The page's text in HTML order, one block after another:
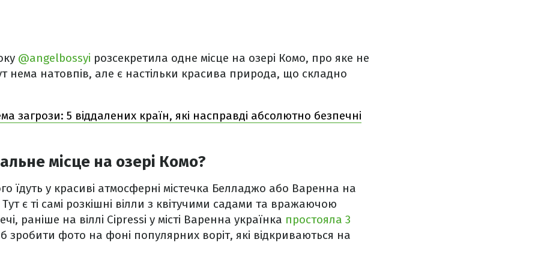
@angelbossyi розсекретила одне місце на озері Комо, про яке не
нема натовпів, але є настільки красива природа, що складно
загрози: 5 віддалених країн, які насправді абсолютно безпечні
місце на озері Комо?
їдуть у красиві атмосферні містечка Белладжо або Варенна на
є ті самі розкішні вілли з квітучими садами та вражаючою
раніше на віллі Cipressi у місті Варенна українка простояла 3
зробити фото на фоні популярних воріт, які відкриваються на